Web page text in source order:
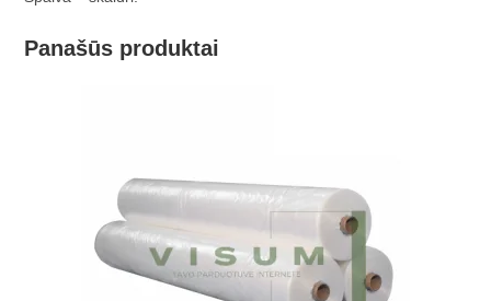
Panašūs produktai